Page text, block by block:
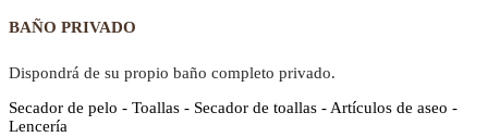
BAÑO PRIVADO
Dispondrá de su propio baño completo privado.
Secador de pelo - Toallas - Secador de toallas - Artículos de aseo -
Lencería